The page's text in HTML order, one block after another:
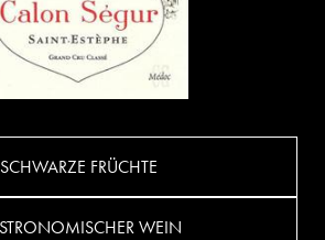
SCHWARZE FRÜCHTE
WEIN